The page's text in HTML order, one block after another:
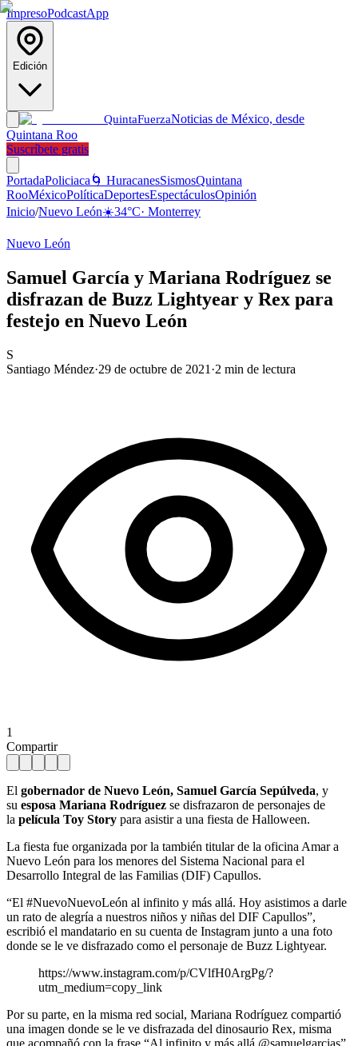
ImpresoPodcastApp
Edición
QuintaFuerzaNoticias de México, desde
Quintana Roo
Suscríbete gratis
PortadaPoliciaca 🌀 HuracanesSismosQuintana
RooMéxicoPolíticaDeportesEspectáculosOpinión
Inicio/Nuevo León☀️34°C· Monterrey
Nuevo León
Samuel García y Mariana Rodríguez se
disfrazan de Buzz Lightyear y Rex para
festejo en Nuevo León
S
Santiago Méndez·29 de octubre de 2021 ·2 min de lectura
1
Compartir
El gobernador de Nuevo León, Samuel García Sepúlveda, y
su esposa Mariana Rodríguez se disfrazaron de personajes de
la película Toy Story para asistir a una fiesta de Halloween.
La fiesta fue organizada por la también titular de la oficina Amar a
Nuevo León para los menores del Sistema Nacional para el
Desarrollo Integral de las Familias (DIF) Capullos.
“El #NuevoNuevoLeón al infinito y más allá. Hoy asistimos a darle
un rato de alegría a nuestros niños y niñas del DIF Capullos”,
escribió el mandatario en su cuenta de Instagram junto a una foto
donde se le ve disfrazado como el personaje de Buzz Lightyear.
https://www.instagram.com/p/CVlfH0ArgPg/?
utm_medium=copy_link
Por su parte, en la misma red social, Mariana Rodríguez compartió
una imagen donde se le ve disfrazada del dinosaurio Rex, misma
que acompañó con la frase “Al infinito y más allá @samuelgarcias”.